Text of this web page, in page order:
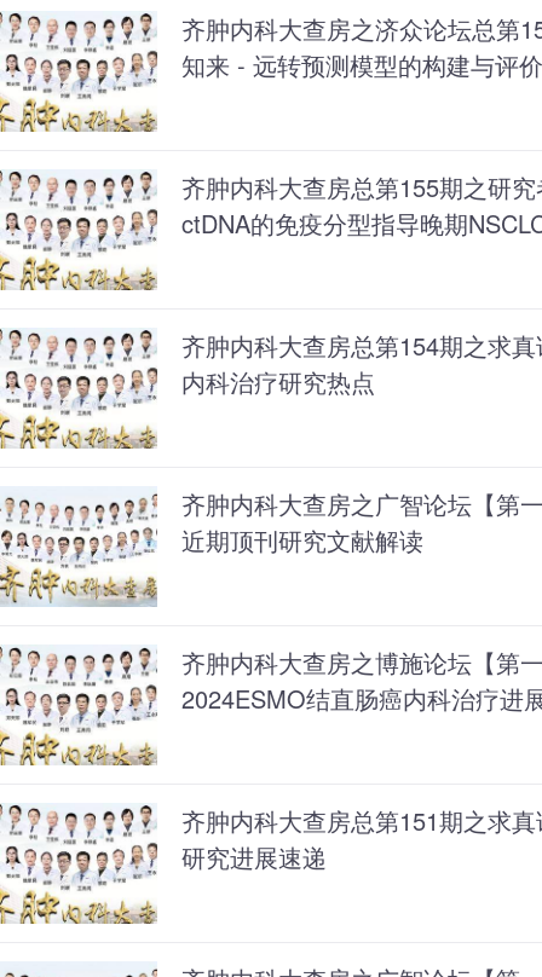
齐肿内科大查房之济众论坛总第
知来 - 远转预测模型的构建与评价
齐肿内科大查房总第155期之研
ctDNA的免疫分型指导晚期
齐肿内科大查房总第154期之求
内科治疗研究热点
齐肿内科大查房之广智论坛【第
近期顶刊研究文献解读
齐肿内科大查房之博施论坛【第
2024ESMO结直肠癌内科治疗进
齐肿内科大查房总第151期之求
研究进展速递